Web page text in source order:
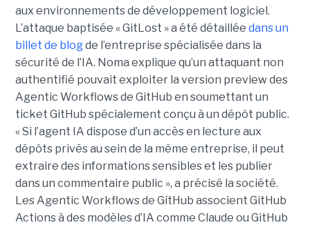
aux environnements de développement logiciel.
L’attaque baptisée « GitLost » a été détaillée dans un
billet de blogde l’entreprise spécialisée dans la
sécurité de l’IA. Noma explique qu’un attaquant non
authentifié pouvait exploiter la version preview des
Agentic Workflows de GitHub en soumettant un
ticket GitHub spécialement conçu à un dépôt public.
« Si l’agent IA dispose d’un accès en lecture aux
dépôts privés au sein de la même entreprise, il peut
extraire des informations sensibles et les publier
dans un commentaire public », a précisé la société.
Les Agentic Workflows de GitHub associent GitHub
Actions à des modèles d’IA comme Claude ou GitHub